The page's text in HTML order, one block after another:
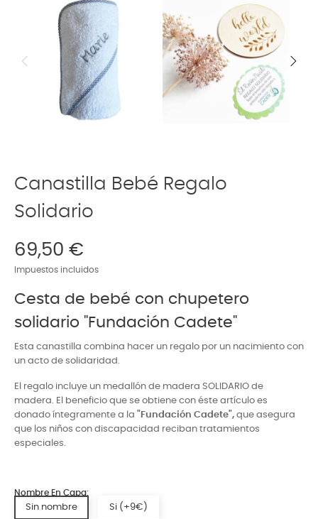
Canastilla Bebé Regalo
Solidario
69,50 €
Impuestos incluidos
Cesta de bebé con chupetero
solidario "Fundación Cadete"
Esta canastilla combina hacer un regalo por un nacimiento con
un acto de solidaridad.
El regalo incluye un medallón de madera SOLIDARIO de
madera. El beneficio que se obtiene con éste artículo es
donado íntegramente a la "Fundación Cadete", que asegura
que los niños con discapacidad reciban tratamientos
especiales.
Nombre En Capa:
Sin nombre Si (+9€)